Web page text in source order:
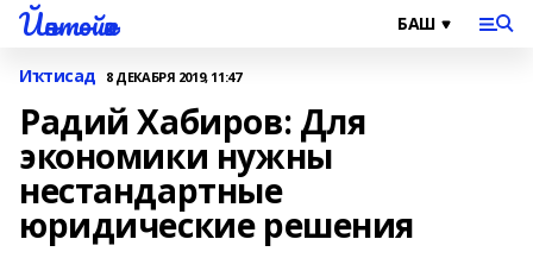
Йәнтөйәк
Иҡтисад 8 ДЕКАБРЯ 2019, 11:47
Радий Хабиров: Для
экономики нужны
нестандартные
юридические решения